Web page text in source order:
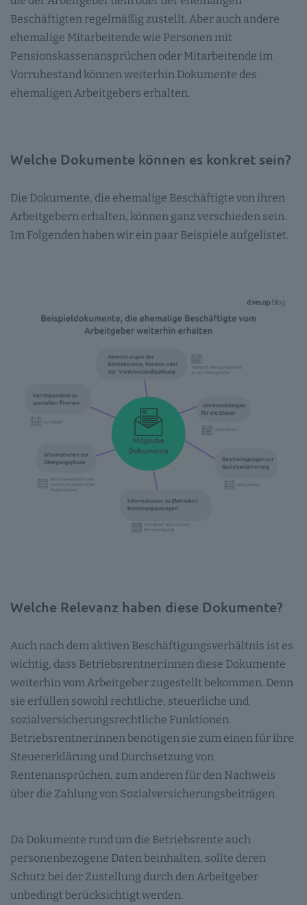
Beschäftigten regelmäßig zustellt. Aber auch andere
ehemalige Mitarbeitende wie Personen mit
Pensionskassenansprüchen oder Mitarbeitende im
Vorruhestand können weiterhin Dokumente des
ehemaligen Arbeitgebers erhalten.
Welche Dokumente können es konkret sein?
Die Dokumente, die ehemalige Beschäftigte von ihren
Arbeitgebern erhalten, können ganz verschieden sein.
Im Folgenden haben wir ein paar Beispiele aufgelistet.
Welche Relevanz haben diese Dokumente?
Auch nach dem aktiven Beschäftigungsverhältnis ist es
wichtig, dass Betriebsrentner:innen diese Dokumente
weiterhin vom Arbeitgeber zugestellt bekommen. Denn
sie erfüllen sowohl rechtliche, steuerliche und
sozialversicherungsrechtliche Funktionen.
Betriebsrentner:innen benötigen sie zum einen für ihre
Steuererklärung und Durchsetzung von
Rentenansprüchen, zum anderen für den Nachweis
über die Zahlung von Sozialversicherungsbeiträgen.
Da Dokumente rund um die Betriebsrente auch
personenbezogene Daten beinhalten, sollte deren
Schutz bei der Zustellung durch den Arbeitgeber
unbedingt berücksichtigt werden.